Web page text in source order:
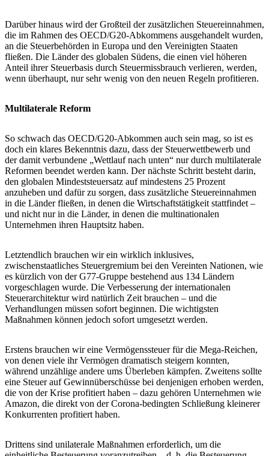
Darüber hinaus wird der Großteil der zusätzlichen Steuereinnahmen,
die im Rahmen des OECD/G20-Abkommens ausgehandelt wurden,
an die Steuerbehörden in Europa und den Vereinigten Staaten
fließen. Die Länder des globalen Südens, die einen viel höheren
Anteil ihrer Steuerbasis durch Steuermissbrauch verlieren, werden,
wenn überhaupt, nur sehr wenig von den neuen Regeln profitieren.
Multilaterale Reform
So schwach das OECD/G20-Abkommen auch sein mag, so ist es
doch ein klares Bekenntnis dazu, dass der Steuerwettbewerb und
der damit verbundene „Wettlauf nach unten“ nur durch multilaterale
Reformen beendet werden kann. Der nächste Schritt besteht darin,
den globalen Mindeststeuersatz auf mindestens 25 Prozent
anzuheben und dafür zu sorgen, dass zusätzliche Steuereinnahmen
in die Länder fließen, in denen die Wirtschaftstätigkeit stattfindet –
und nicht nur in die Länder, in denen die multinationalen
Unternehmen ihren Hauptsitz haben.
Letztendlich brauchen wir ein wirklich inklusives,
zwischenstaatliches Steuergremium bei den Vereinten Nationen, wie
es kürzlich von der G77-Gruppe bestehend aus 134 Ländern
vorgeschlagen wurde. Die Verbesserung der internationalen
Steuerarchitektur wird natürlich Zeit brauchen – und die
Verhandlungen müssen sofort beginnen. Die wichtigsten
Maßnahmen können jedoch sofort umgesetzt werden.
Erstens brauchen wir eine Vermögenssteuer für die Mega-Reichen,
von denen viele ihr Vermögen dramatisch steigern konnten,
während unzählige andere ums Überleben kämpfen. Zweitens sollte
eine Steuer auf Gewinnüberschüsse bei denjenigen erhoben werden,
die von der Krise profitiert haben – dazu gehören Unternehmen wie
Amazon, die direkt von der Corona-bedingten Schließung kleinerer
Konkurrenten profitiert haben.
Drittens sind unilaterale Maßnahmen erforderlich, um die